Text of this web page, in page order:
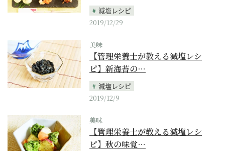
減塩レシピ
2019/12/29
美味
【管理栄養士が教える減塩レシ
ピ】新海苔の…
減塩レシピ
2019/12/9
美味
【管理栄養士が教える減塩レシ
ピ】秋の味覚…